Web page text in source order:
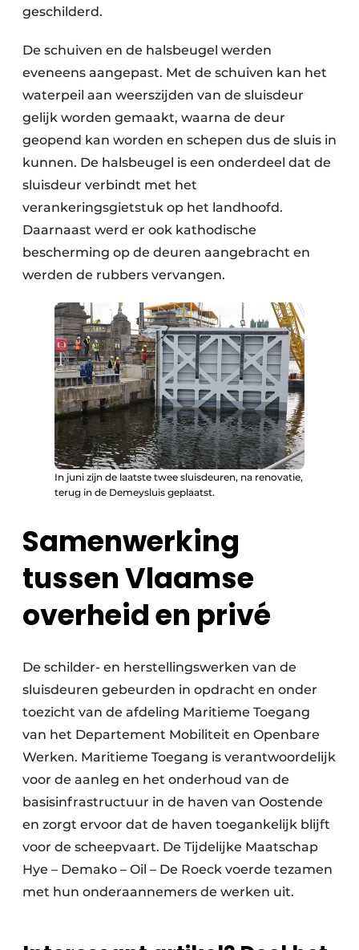
geschilderd.
De schuiven en de halsbeugel werden
eveneens aangepast. Met de schuiven kan het
waterpeil aan weerszijden van de sluisdeur
gelijk worden gemaakt, waarna de deur
geopend kan worden en schepen dus de sluis in
kunnen. De halsbeugel is een onderdeel dat de
sluisdeur verbindt met het
verankeringsgietstuk op het landhoofd.
Daarnaast werd er ook kathodische
bescherming op de deuren aangebracht en
werden de rubbers vervangen.
In juni zijn de laatste twee sluisdeuren, na renovatie,
terug in de Demeysluis geplaatst.
Samenwerking
tussen Vlaamse
overheid en privé
De schilder- en herstellingswerken van de
sluisdeuren gebeurden in opdracht en onder
toezicht van de afdeling Maritieme Toegang
van het Departement Mobiliteit en Openbare
Werken. Maritieme Toegang is verantwoordelijk
voor de aanleg en het onderhoud van de
basisinfrastructuur in de haven van Oostende
en zorgt ervoor dat de haven toegankelijk blijft
voor de scheepvaart. De Tijdelijke Maatschap
Hye – Demako – Oil – De Roeck voerde tezamen
met hun onderaannemers de werken uit.